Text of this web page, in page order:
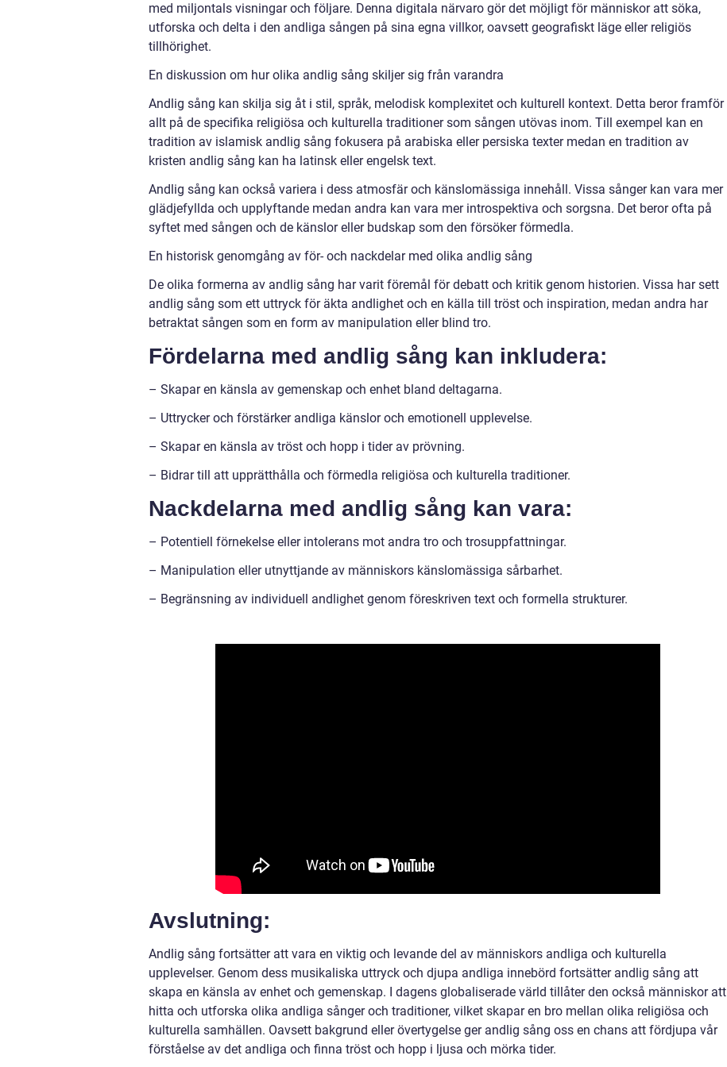
med miljontals visningar och följare. Denna digitala närvaro gör det möjligt för människor att söka,
utforska och delta i den andliga sången på sina egna villkor, oavsett geografiskt läge eller religiös
tillhörighet.
En diskussion om hur olika andlig sång skiljer sig från varandra
Andlig sång kan skilja sig åt i stil, språk, melodisk komplexitet och kulturell kontext. Detta beror framför
allt på de specifika religiösa och kulturella traditioner som sången utövas inom. Till exempel kan en
tradition av islamisk andlig sång fokusera på arabiska eller persiska texter medan en tradition av
kristen andlig sång kan ha latinsk eller engelsk text.
Andlig sång kan också variera i dess atmosfär och känslomässiga innehåll. Vissa sånger kan vara mer
glädjefyllda och upplyftande medan andra kan vara mer introspektiva och sorgsna. Det beror ofta på
syftet med sången och de känslor eller budskap som den försöker förmedla.
En historisk genomgång av för- och nackdelar med olika andlig sång
De olika formerna av andlig sång har varit föremål för debatt och kritik genom historien. Vissa har sett
andlig sång som ett uttryck för äkta andlighet och en källa till tröst och inspiration, medan andra har
betraktat sången som en form av manipulation eller blind tro.
Fördelarna med andlig sång kan inkludera:
– Skapar en känsla av gemenskap och enhet bland deltagarna.
– Uttrycker och förstärker andliga känslor och emotionell upplevelse.
– Skapar en känsla av tröst och hopp i tider av prövning.
– Bidrar till att upprätthålla och förmedla religiösa och kulturella traditioner.
Nackdelarna med andlig sång kan vara:
– Potentiell förnekelse eller intolerans mot andra tro och trosuppfattningar.
– Manipulation eller utnyttjande av människors känslomässiga sårbarhet.
– Begränsning av individuell andlighet genom föreskriven text och formella strukturer.
Avslutning:
Andlig sång fortsätter att vara en viktig och levande del av människors andliga och kulturella
upplevelser. Genom dess musikaliska uttryck och djupa andliga innebörd fortsätter andlig sång att
skapa en känsla av enhet och gemenskap. I dagens globaliserade värld tillåter den också människor att
hitta och utforska olika andliga sånger och traditioner, vilket skapar en bro mellan olika religiösa och
kulturella samhällen. Oavsett bakgrund eller övertygelse ger andlig sång oss en chans att fördjupa vår
förståelse av det andliga och finna tröst och hopp i ljusa och mörka tider.